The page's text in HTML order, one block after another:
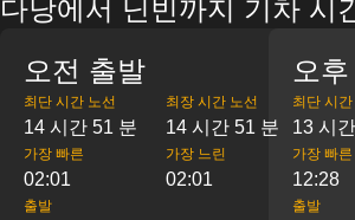
다낭에서 닌빈까지 기차 시
오전 출발
최단 시간 노선
14 시간 51 분
최장 시간 노선
14 시간 51 분
가장 빠른
02:01
가장 느린
02:01
출발
오
최단 시간
13 시
가장 빠른
12:28
출발